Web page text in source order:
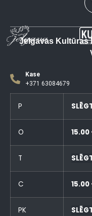
Jelgavas Kultūras
Kase
+371 63084679
P
O 15.00
T
C 15.00
PK